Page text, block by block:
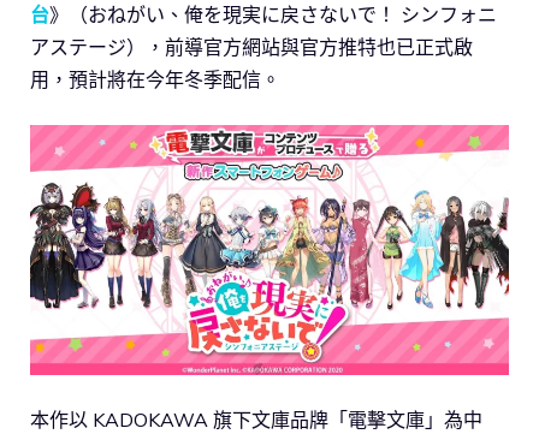
台》（おねがい、俺を現実に戻さないで！ シンフォニ
アステージ），前導官方網站與官方推特也已正式啟
用，預計將在今年冬季配信。
本作以 KADOKAWA 旗下文庫品牌「電擊文庫」為中